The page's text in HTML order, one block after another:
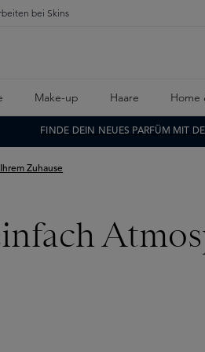
bei Skins
Make-up Haare Home
FINDE DEIN NEUES PARFÜM MIT
Zuhause